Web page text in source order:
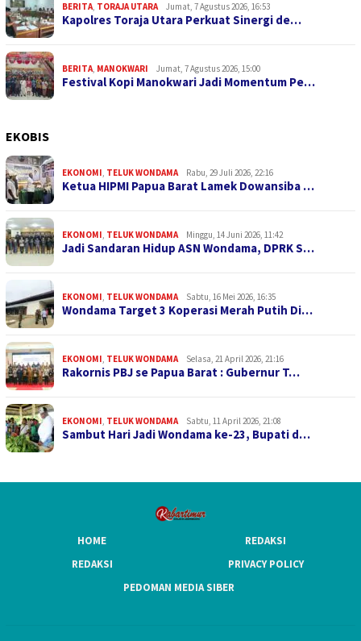
BERITA, TORAJA UTARA Jumat, 7 Agustus 2026, 16:53
Kapolres Toraja Utara Perkuat Sinergi de…
BERITA, MANOKWARI Jumat, 7 Agustus 2026, 15:00
Festival Kopi Manokwari Jadi Momentum Pe…
EKOBIS
EKONOMI, TELUK WONDAMA Rabu, 29 Juli 2026, 22:16
Ketua HIPMI Papua Barat Lamek Dowansiba …
EKONOMI, TELUK WONDAMA Minggu, 14 Juni 2026, 11:42
Jadi Sandaran Hidup ASN Wondama, DPRK S…
EKONOMI, TELUK WONDAMA Sabtu, 16 Mei 2026, 16:35
Wondama Target 3 Koperasi Merah Putih Di…
EKONOMI, TELUK WONDAMA Selasa, 21 April 2026, 21:16
Rakornis PBJ se Papua Barat : Gubernur T…
EKONOMI, TELUK WONDAMA Sabtu, 11 April 2026, 21:08
Sambut Hari Jadi Wondama ke-23, Bupati d…
HOME
REDAKSI
REDAKSI
PRIVACY POLICY
PEDOMAN MEDIA SIBER